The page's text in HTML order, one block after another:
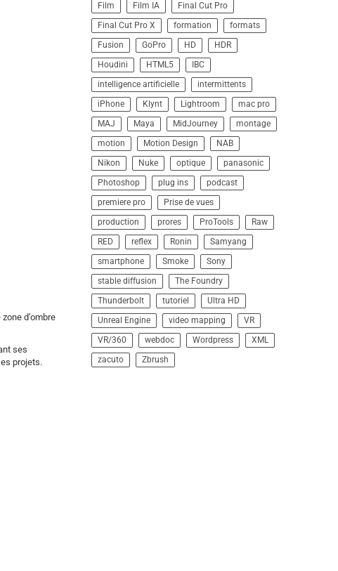
d’ombre
ses
projets.
Film
Film IA
Final Cut Pro
Final Cut Pro X
formation
formats
Fusion
GoPro HD
HDR
Houdini
HTML5
IBC
intelligence artificielle
intermittents
iPhone
Klynt Lightroom
mac pro
MAJ
Maya MidJourney
montage
motion
Motion Design
NAB
Nikon
Nuke optique
panasonic
Photoshop
plug ins
podcast
premiere pro
Prise de vues
production
prores ProTools
Raw
RED
reflex Ronin
Samyang
smartphone
Smoke
Sony
stable diffusion
The Foundry
Thunderbolt
tutoriel
Ultra HD
Unreal Engine
video mapping
VR
VR/360
webdoc Wordpress
XML
zacuto
Zbrush